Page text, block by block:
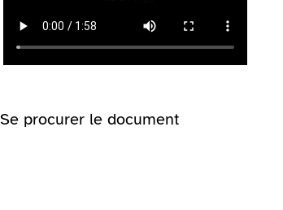
Se procurer le document